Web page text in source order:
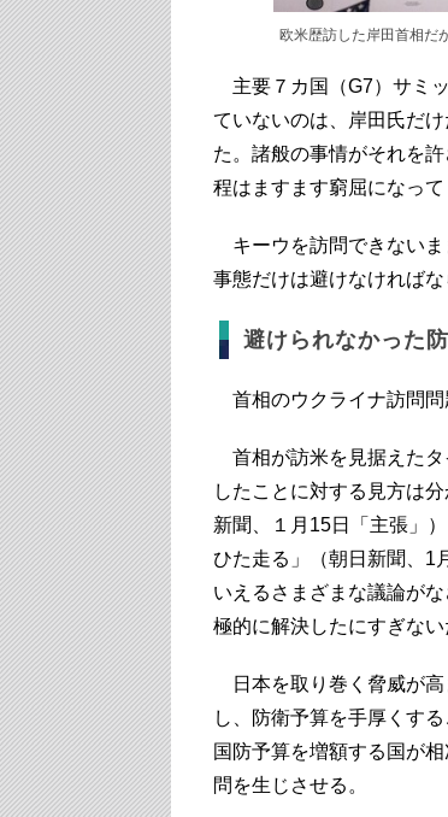
欧米歴訪した岸田首相だ
主要７カ国（G7）サミ
ていないのは、岸田氏だ
た。諸般の事情がそれを
程はますます窮屈になって
キーウを訪問できないま
事態だけは避けなければな
避けられなかった
首相のウクライナ訪問問
首相が訪米を見据えたタ
したことに対する見方は
新聞、１月15日「主張」
ひた走る」（朝日新聞、1
いえるさまざまな議論が
極的に解決したにすぎない
日本を取り巻く脅威が高
し、防衛予算を手厚くす
国防予算を増額する国が
問を生じさせる。